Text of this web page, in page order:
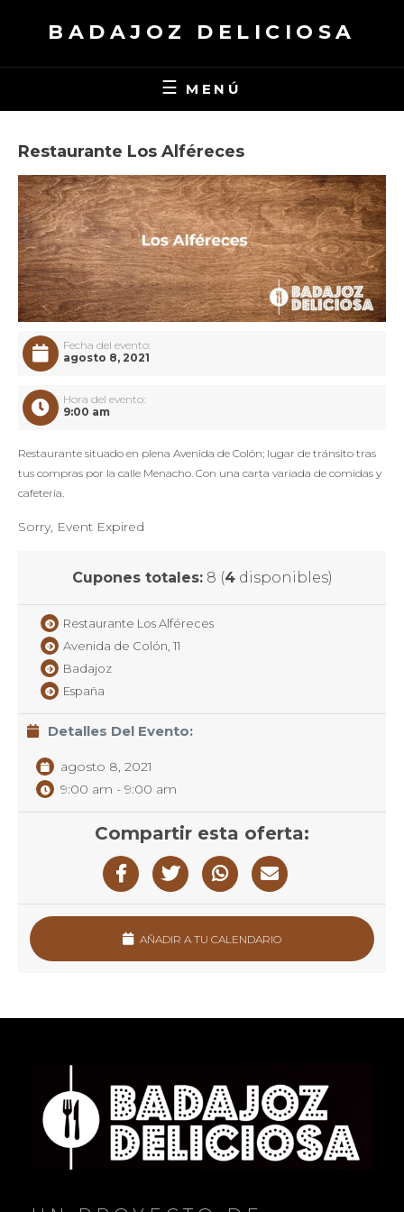
BADAJOZ DELICIOSA
MENÚ
Restaurante Los Alféreces
Fecha del evento:
agosto 8, 2021
Hora del evento:
9:00 am
Restaurante situado en plena Avenida de Colón; lugar de tránsito tras
tus compras por la calle Menacho. Con una carta variada de comidas y
cafetería.
Sorry, Event Expired
Cupones totales:8 (4disponibles)
Restaurante Los Alféreces
Avenida de Colón, 11
Badajoz
España
Detalles Del Evento:
agosto 8, 2021
9:00 am - 9:00 am
Compartir esta oferta:
AÑADIR A TU CALENDARIO